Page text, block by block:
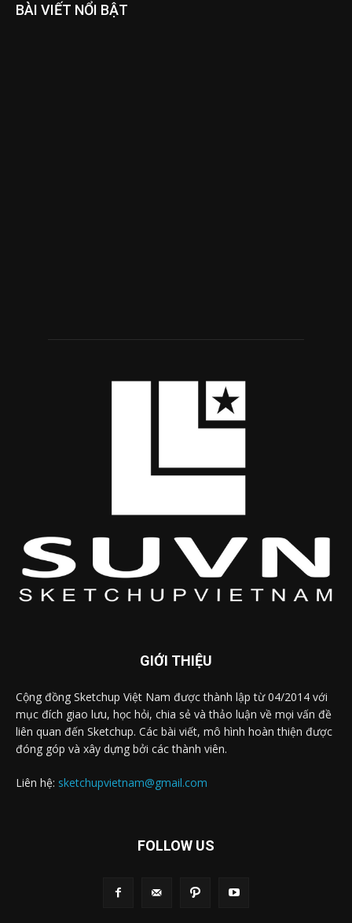
BÀI VIẾT NỔI BẬT
GIỚI THIỆU
Cộng đồng Sketchup Việt Nam được thành lập từ 04/2014 với
mục đích giao lưu, học hỏi, chia sẻ và thảo luận về mọi vấn đề
liên quan đến Sketchup. Các bài viết, mô hình hoàn thiện được
đóng góp và xây dựng bởi các thành viên.
Liên hệ: sketchupvietnam@gmail.com
FOLLOW US